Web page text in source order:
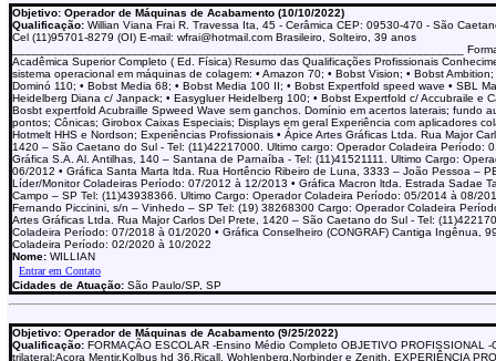
Objetivo: Operador de Máquinas de Acabamento (10/10/2022)
Qualificação: Willian Viana Frai R. Travessa Ita, 45 - Cerâmica CEP: 09530-470 - São
Cel (11)95701-8279 (OI) E-mail: wfrai@hotmail.com Brasileiro, Solteiro, 39 anos
____________________________________________________________________
Acadêmica Superior Completo ( Ed. Física) Resumo das Qualificações Profissionais
sistema operacional em máquinas de colagem: • Amazon 70; • Bobst Vision; • Bobst Ambition;
Dominó 110; • Bobst Media 68; • Bobst Media 100 II; • Bobst Expertfold speed wave • SBL
Heidelberg Diana c/ Janpack; • Easygluer Heidelberg 100; • Bobst Expertfold c/ Accubraile e
Bosbt expertfold Acubraille Spweed Wave sem ganchos. Domínio em acertos laterais; fundo
pontos; Cônicas; Girobox Caixas Especiais; Displays em geral Experiência com aplicadores
Hotmelt HHS e Nordson; Experiências Profissionais • Ápice Artes Gráficas Ltda. Rua Major
1420 – São Caetano do Sul - Tel: (11)42217000. Ultimo cargo: Operador Coladeira Período:
Gráfica S.A. Al. Antilhas, 140 – Santana de Parnaíba - Tel: (11)41521111. Ultimo Cargo:
06/2012 • Gráfica Santa Marta ltda. Rua Hortêncio Ribeiro de Luna, 3333 – João Pessoa –
Líder/Monitor Coladeiras Período: 07/2012 à 12/2013 • Gráfica Macron ltda. Estrada Sadae
Campo – SP Tel: (11)43938366. Ultimo Cargo: Operador Coladeira Período: 05/2014 à 08/
Fernando Piccinini, s/n – Vinhedo – SP Tel: (19) 38268300 Cargo: Operador Coladeira
Artes Gráficas Ltda. Rua Major Carlos Del Prete, 1420 – São Caetano do Sul - Tel:
Coladeira Período: 07/2018 à 01/2020 • Gráfica Conselheiro (CONGRAF) Cantiga Ingênua,
Coladeira Período: 02/2020 à 10/2022
Nome: WILLIAN
Cidades de Atuação: São Paulo/SP, SP
Objetivo: Operador de Máquinas de Acabamento (9/25/2022)
Qualificação: FORMAÇÃO ESCOLAR -Ensino Médio Completo OBJETIVO PROFISSIONAL -
trilateral:Acora Mentir,Kolbus hd 36,Ricall, Wohlenberg,Norbinder e Zenith. EXPERIÊNCIA